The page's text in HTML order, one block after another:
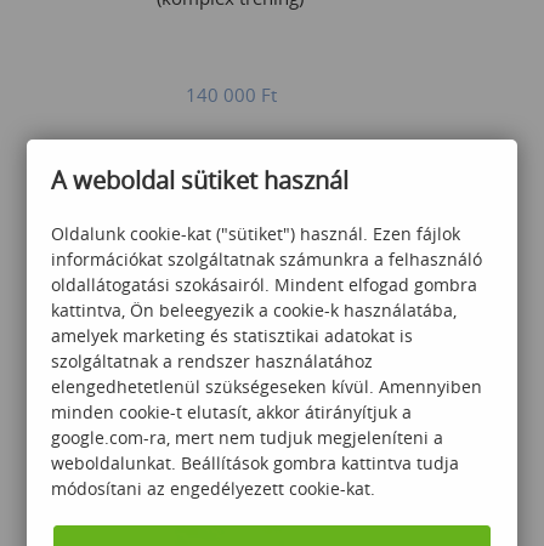
140 000 Ft
Prezentációs tréning
60 000 Ft
A weboldal sütiket használ
Oldalunk cookie-kat ("sütiket") használ. Ezen fájlok
információkat szolgáltatnak számunkra a felhasználó
oldallátogatási szokásairól. Mindent elfogad gombra
kattintva, Ön beleegyezik a cookie-k használatába,
amelyek marketing és statisztikai adatokat is
szolgáltatnak a rendszer használatához
elengedhetetlenül szükségeseken kívül. Amennyiben
minden cookie-t elutasít, akkor átirányítjuk a
google.com-ra, mert nem tudjuk megjeleníteni a
weboldalunkat. Beállítások gombra kattintva tudja
módosítani az engedélyezett cookie-kat.